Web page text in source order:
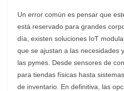
Un error común es pensar que
está reservado para grandes
día, existen soluciones IoT
que se ajustan a las necesidades
las pymes. Desde sensores de
para tiendas físicas hasta
de inventario. En definitiva, las